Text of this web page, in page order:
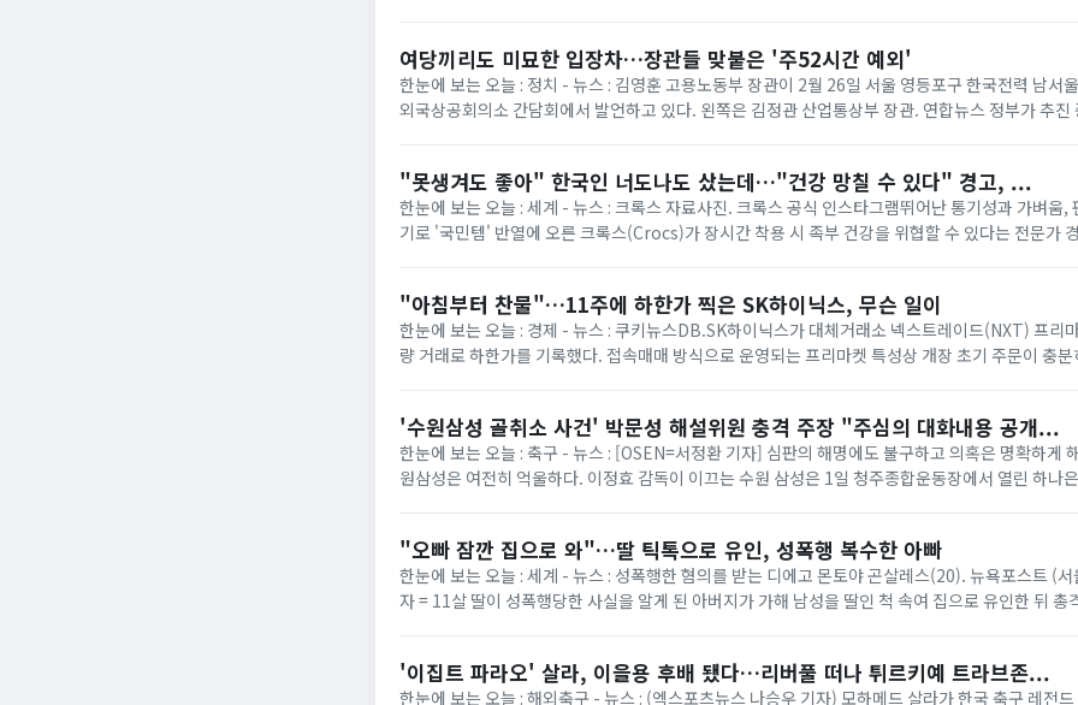
여당끼리도 미묘한 입장차…장관들 맞붙은 '주52시간 예외'
한눈에 보는 오늘 : 정치 - 뉴스 : 김영훈 고용노동부 장관이 2월 26일 서울 영등포구 한국전력 남서
외국상공회의소 간담회에서 발언하고 있다. 왼쪽은 김정관 산업통상부 장관. 연합뉴스 정부가 추진
"못생겨도 좋아" 한국인 너도나도 샀는데…"건강 망칠 수 있다" 경고, ...
한눈에 보는 오늘 : 세계 - 뉴스 : 크록스 자료사진. 크록스 공식 인스타그램뛰어난 통기성과 가벼움,
기로 '국민템' 반열에 오른 크록스(Crocs)가 장시간 착용 시 족부 건강을 위협할 수 있다는 전문가 경
"아침부터 찬물"…11주에 하한가 찍은 SK하이닉스, 무슨 일이
한눈에 보는 오늘 : 경제 - 뉴스 : 쿠키뉴스DB.SK하이닉스가 대체거래소 넥스트레이드(NXT) 프리
량 거래로 하한가를 기록했다. 접속매매 방식으로 운영되는 프리마켓 특성상 개장 초기 주문이 충
'수원삼성 골취소 사건' 박문성 해설위원 충격 주장 "주심의 대화내용 공개...
한눈에 보는 오늘 : 축구 - 뉴스 : [OSEN=서정환 기자] 심판의 해명에도 불구하고 의혹은 명확하게
원삼성은 여전히 억울하다. 이정효 감독이 이끄는 수원 삼성은 1일 청주종합운동장에서 열린 하나
"오빠 잠깐 집으로 와"…딸 틱톡으로 유인, 성폭행 복수한 아빠
한눈에 보는 오늘 : 세계 - 뉴스 : 성폭행한 혐의를 받는 디에고 몬토야 곤살레스(20). 뉴욕포스트 (
자 = 11살 딸이 성폭행당한 사실을 알게 된 아버지가 가해 남성을 딸인 척 속여 집으로 유인한 뒤 총
'이집트 파라오' 살라, 이을용 후배 됐다…리버풀 떠나 튀르키예 트라브존...
한눈에 보는 오늘 : 해외축구 - 뉴스 : (엑스포츠뉴스 나승우 기자) 모하메드 살라가 한국 축구 레전